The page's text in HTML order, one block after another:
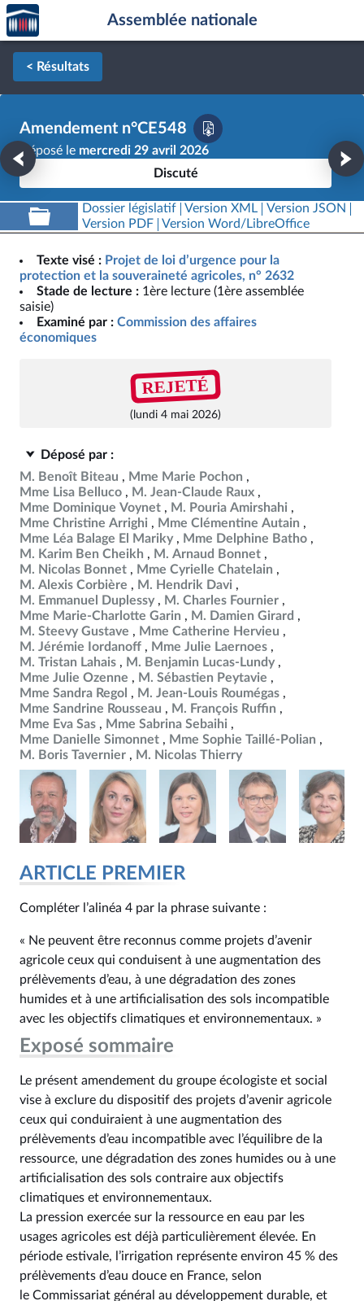
Aller au contenu
Aller en bas de la page
Accèder
à la
page
d'accueil
Assemblée nationale
< Résultats
Amendement n°CE548
Déposé le mercredi 29 avril 2026
Discuté
Dossier législatif Version XML
Version JSON
Version PDF
Version Word/LibreOffice
Texte visé : Projet de loi d’urgence pour la
protection et la souveraineté agricoles, n° 2632
Stade de lecture : 1ère lecture (1ère assemblée
saisie)
Examiné par : Commission des affaires
économiques
REJETÉ
(lundi 4 mai 2026)
Déposé par :
M. Benoît Biteau
Mme Marie Pochon
Mme Lisa Belluco
M. Jean-Claude Raux
Mme Dominique Voynet
M. Pouria Amirshahi
Mme Christine Arrighi
Mme Clémentine Autain
Mme Léa Balage El Mariky
Mme Delphine Batho
M. Karim Ben Cheikh
M. Arnaud Bonnet
M. Nicolas Bonnet
Mme Cyrielle Chatelain
M. Alexis Corbière
M. Hendrik Davi
M. Emmanuel Duplessy
M. Charles Fournier
Mme Marie-Charlotte Garin
M. Damien Girard
M. Steevy Gustave
Mme Catherine Hervieu
M. Jérémie Iordanoff
Mme Julie Laernoes
M. Tristan Lahais
M. Benjamin Lucas-Lundy
Mme Julie Ozenne
M. Sébastien Peytavie
Mme Sandra Regol
M. Jean-Louis Roumégas
Mme Sandrine Rousseau
M. François Ruffin
Mme Eva Sas
Mme Sabrina Sebaihi
Mme Danielle Simonnet
Mme Sophie Taillé-Polian
M. Boris Tavernier
M. Nicolas Thierry
ARTICLE PREMIER
Compléter l’alinéa 4 par la phrase suivante :
« Ne peuvent être reconnus comme projets d’avenir
agricole ceux qui conduisent à une augmentation des
prélèvements d’eau, à une dégradation des zones
humides et à une artificialisation des sols incompatible
avec les objectifs climatiques et environnementaux. »
Exposé sommaire
Le présent amendement du groupe écologiste et social
vise à exclure du dispositif des projets d’avenir agricole
ceux qui conduiraient à une augmentation des
prélèvements d’eau incompatible avec l’équilibre de la
ressource, une dégradation des zones humides ou à une
artificialisation des sols contraire aux objectifs
climatiques et environnementaux.
La pression exercée sur la ressource en eau par les
usages agricoles est déjà particulièrement élevée. En
période estivale, l’irrigation représente environ 45 % des
prélèvements d’eau douce en France, selon
le Commissariat général au développement durable, et